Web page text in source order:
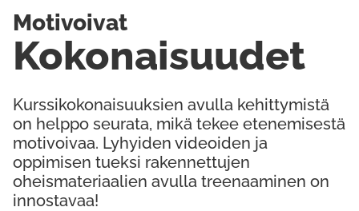
Kurssikokonaisuuksien avulla kehittymistä
on helppo seurata, mikä tekee etenemisestä
motivoivaa. Lyhyiden videoiden ja
oppimisen tueksi rakennettujen
oheismateriaalien avulla treenaaminen on
innostavaa!
Kokonaisuudet
Motivoivat